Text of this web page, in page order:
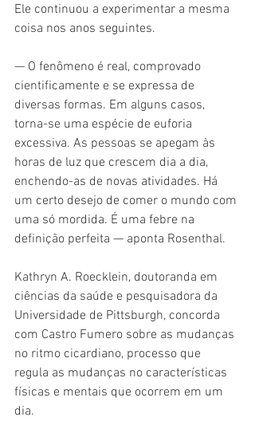
Ele continuou a experimentar a mesma
coisa nos anos seguintes.
— O fenômeno é real, comprovado
cientificamente e se expressa de
diversas formas. Em alguns casos,
torna-se uma espécie de euforia
excessiva. As pessoas se apegam às
horas de luz que crescem dia a dia,
enchendo-as de novas atividades. Há
um certo desejo de comer o mundo com
uma só mordida. É uma febre na
definição perfeita — aponta Rosenthal.
Kathryn A. Roecklein, doutoranda em
ciências da saúde e pesquisadora da
Universidade de Pittsburgh, concorda
com Castro Fumero sobre as mudanças
no ritmo cicardiano, processo que
regula as mudanças no características
físicas e mentais que ocorrem em um
dia.